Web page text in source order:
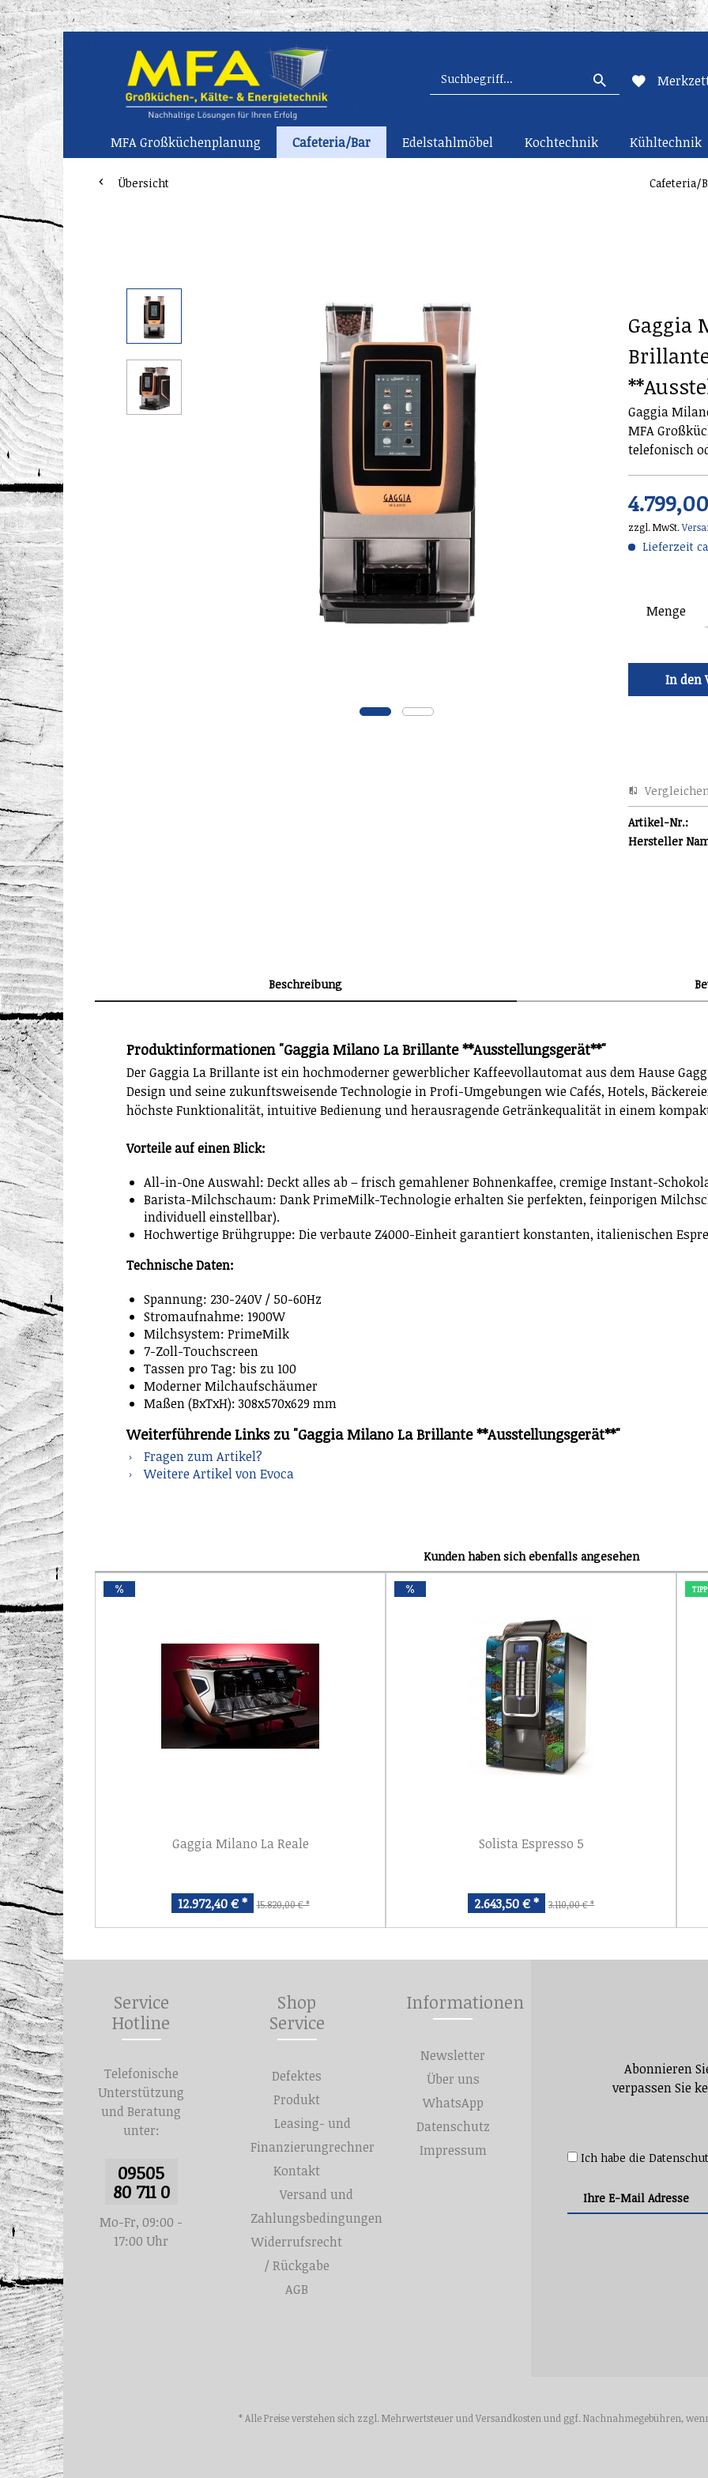
MFA Großküchenplanung Cafeteria/Bar Edelstahlmöbel Kochtechnik Kühltechnik
Übersicht Cafeteria/
Gaggia
Gaggia
MFA
telefonisch
zzgl. MwSt.
Lieferzeit
Menge
In den
Artikel-Nr.:
Hersteller
Beschreibung
Produktinformationen "Gaggia Milano La Brillante **Ausstellungsgerät**"
Der Gaggia La Brillante ist ein hochmoderner gewerblicher Kaffeevollautomat aus dem Hause
Design und seine zukunftsweisende Technologie in Profi-Umgebungen wie Cafés, Hotels,
höchste Funktionalität, intuitive Bedienung und herausragende Getränkequalität in einem
Vorteile auf einen Blick:
All-in-One Auswahl: Deckt alles ab – frisch gemahlener Bohnenkaffee, cremige Instant-
Barista-Milchschaum: Dank PrimeMilk-Technologie erhalten Sie perfekten, feinporigen
individuell einstellbar).
Hochwertige Brühgruppe: Die verbaute Z4000-Einheit garantiert konstanten, italienischen
Technische Daten:
Spannung: 230-240V / 50-60Hz
Stromaufnahme: 1900W
Milchsystem: PrimeMilk
7-Zoll-Touchscreen
Tassen pro Tag: bis zu 100
Moderner Milchaufschäumer
Maßen (BxTxH): 308x570x629 mm
Weiterführende Links zu "Gaggia Milano La Brillante **Ausstellungsgerät**"
Fragen zum Artikel?
Weitere Artikel von Evoca
Kunden haben sich ebenfalls angesehen
Gaggia Milano La Reale
12.972,40 € * 15.820,00 € *
Solista Espresso 5
2.643,50 € * 3.110,00 € *
Service
Hotline
Telefonische
Unterstützung
und Beratung
unter:
09505
80 711 0
Mo-Fr, 09:00 -
17:00 Uhr
Shop
Service
Defektes
Produkt
Leasing- und
Finanzierungrechner
Kontakt
Versand und
Zahlungsbedingungen
Widerrufsrecht
/ Rückgabe
AGB
Informationen
Newsletter
Über uns
WhatsApp
Datenschutz
Impressum
Abonnieren
verpassen Sie
Ich habe die
* Alle Preise verstehen sich zzgl. Mehrwertsteuer und Versandkosten und ggf. Nachnahmegebühren,